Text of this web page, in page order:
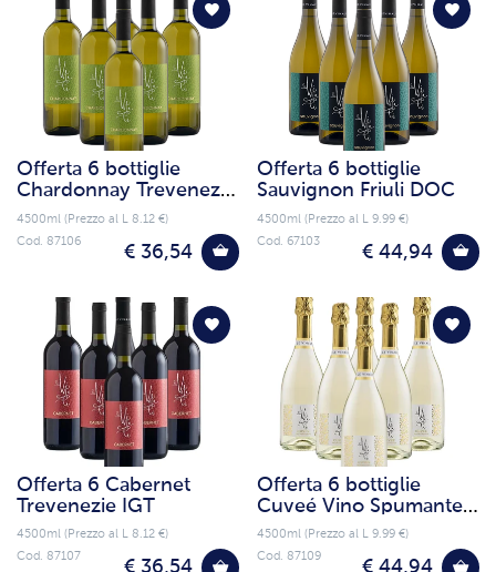
Offerta 6 bottiglie
Chardonnay Trevenezie
IGT
4500ml (Prezzo al L 8.12 €)
€ 36,54
Cod. 87106
Offerta 6 bottiglie
Sauvignon Friuli DOC
4500ml (Prezzo al L 9.99 €)
€ 44,94
Cod. 67103
Offerta 6 Cabernet
Trevenezie IGT
4500ml (Prezzo al L 8.12 €)
€ 36,54
Cod. 87107
Offerta 6 bottiglie
Cuveé Vino Spumante
Extry Dry Millesimato
4500ml (Prezzo al L 9.99 €)
€ 44,94
Cod. 87109